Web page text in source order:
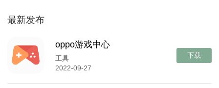
最新发布
oppo游戏中心
工具
2022-09-27
下载